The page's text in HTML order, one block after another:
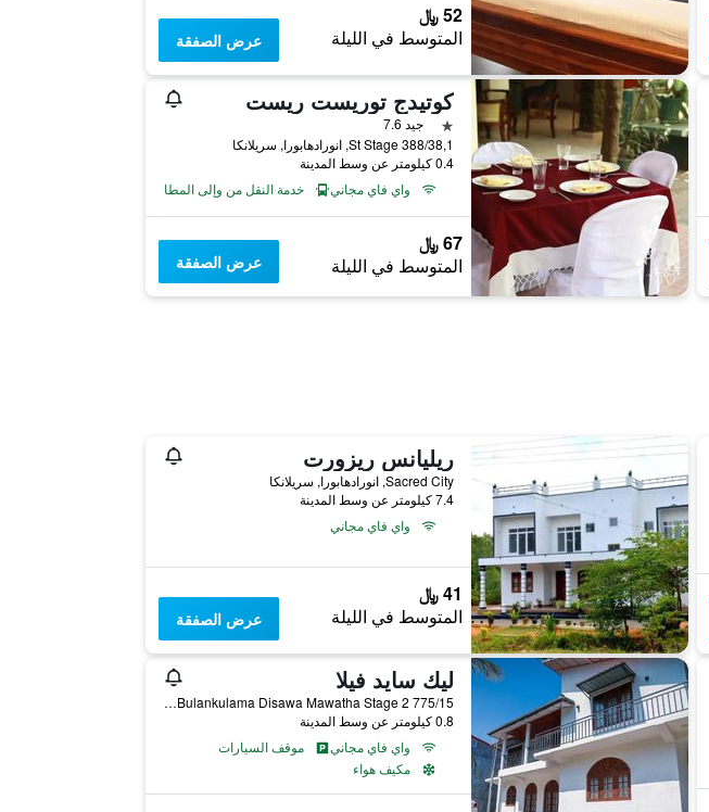
52 ﷼
المتوسط في الليلة عرض الصفقة
كوتيدج توريست ريست
نجمة واحدة
جيد 7.6
388/38,1 St Stage, انورادهابورا, سريلانكا
0.4 كيلومتر عن وسط المدينة
واي فاي مجاني
خدمة النقل من وإلى المطار
67 ﷼
المتوسط في الليلة عرض الصفقة
ريليانس ريزورت
Sacred City, انورادهابورا, سريلانكا
7.4 كيلومتر عن وسط المدينة
واي فاي مجاني
41 ﷼
المتوسط في الليلة عرض الصفقة
ليك سايد فيلا
775/15 Bulankulama Disawa Mawatha Stage 2, انورادهابورا, سريلانكا
0.8 كيلومتر عن وسط المدينة
واي فاي مجاني
موقف السيارات
مكيف هواء